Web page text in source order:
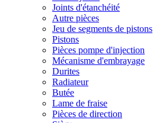
Joints d'étanchéité
Autre pièces
Jeu de segments de pistons
Pistons
Pièces pompe d'injection
Mécanisme d'embrayage
Durites
Radiateur
Butée
Lame de fraise
Pièces de direction